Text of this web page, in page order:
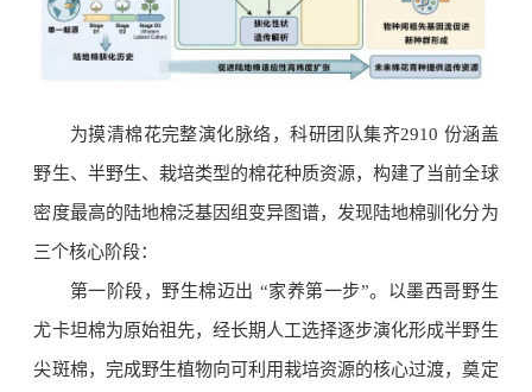
为摸清棉花完整演化脉络，科研团队集齐2910 份涵盖
野生、半野生、栽培类型的棉花种质资源，构建了当前全球
密度最高的陆地棉泛基因组变异图谱，发现陆地棉驯化分为
三个核心阶段：
第一阶段，野生棉迈出 “家养第一步”。以墨西哥野生
尤卡坦棉为原始祖先，经长期人工选择逐步演化形成半野生
尖斑棉，完成野生植物向可利用栽培资源的核心过渡，奠定